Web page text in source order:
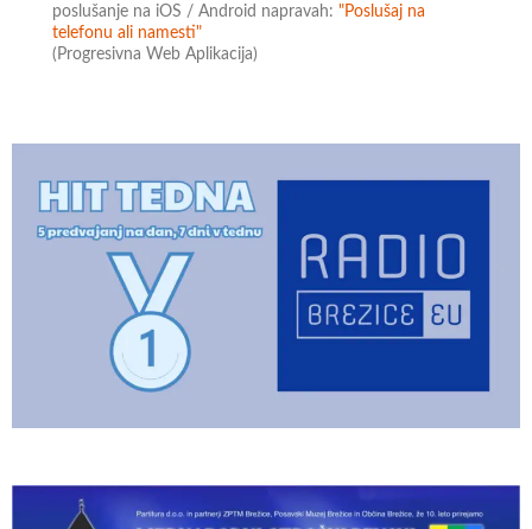
poslušanje na iOS / Android napravah:"Poslušaj na
telefonu ali namesti"
(Progresivna Web Aplikacija)